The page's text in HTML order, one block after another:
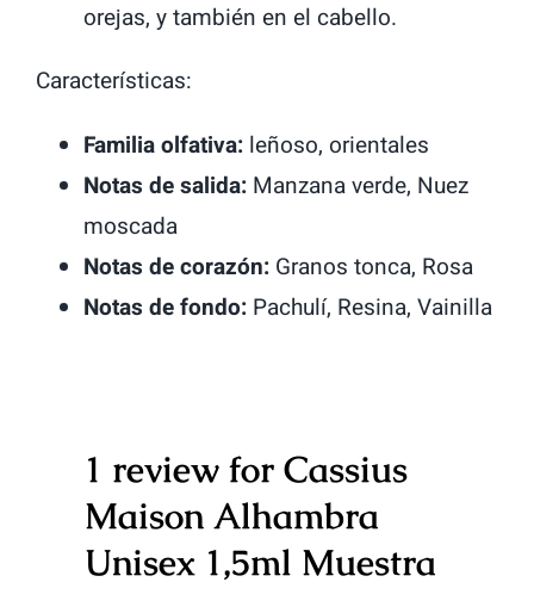
orejas, y también en el cabello.
Características:
Familia olfativa:leñoso, orientales
Notas de salida:Manzana verde, Nuez
moscada
Notas de corazón:Granos tonca, Rosa
Notas de fondo:Pachulí, Resina, Vainilla
1 review for Cassius
Maison Alhambra
Unisex 1,5ml Muestra